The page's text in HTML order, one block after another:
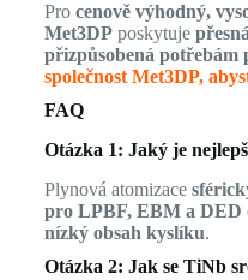
Pro cenově výhodný,
Met3DPposkytuje
přizpůsobená potřebám
společnost Met3DP,
FAQ
Otázka 1: Jaký je
Plynová atomizace
pro LPBF, EBM a DED
nízký obsah kyslíku.
Otázka 2: Jak se TiNb